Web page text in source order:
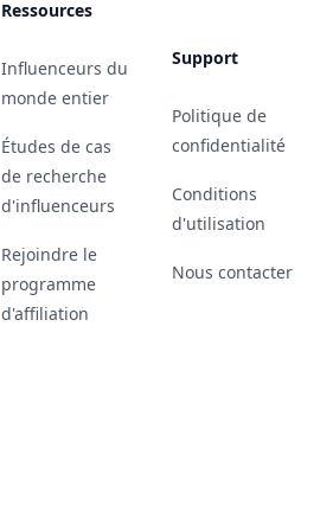
Ressources
Influenceurs du
monde entier
Études de cas
de recherche
d'influenceurs
Rejoindre le
programme
d'affiliation
Support
Politique de
confidentialité
Conditions
d'utilisation
Nous contacter